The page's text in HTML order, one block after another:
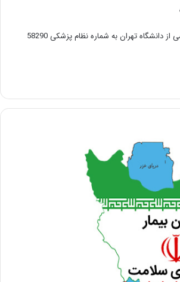
دانشگاه تهران به شماره نظام پزشکی 58290